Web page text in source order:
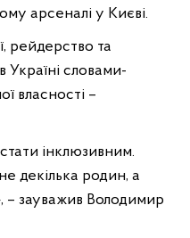
арсеналі у Києві.
рейдерство та
Україні словами-
власності –
інклюзивним.
декілька родин, а
– зауважив Володимир